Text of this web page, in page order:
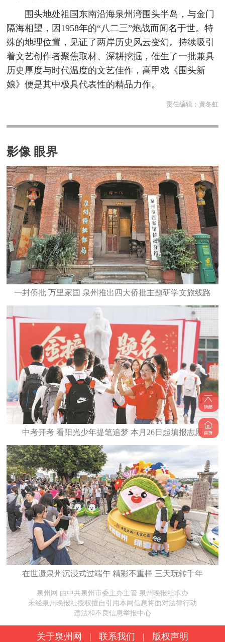
围头地处祖国东南沿海泉州湾围头半岛，与金门
隔海相望，因1958年的“八二三”炮战而闻名于世。特
殊的地理位置，见证了两岸历史风云变幻。持续吸引
着文艺创作者聚焦取材、深耕挖掘，催生了一批兼具
历史厚度与时代温度的文艺佳作，高甲戏《围头新
娘》便是其中极具代表性的精品力作。
责任编辑： 黄冬虹
影像 眼界
一封侨批 万里家国 泉州推出四大侨批主题研学文旅线路
中考开考 看阳光少年提笔追梦 本月26日起填报志愿
在世遗泉州沉浸式过端午 精彩不重样 三天玩转千年
泉州网 由中共泉州市委主办主管 泉州晚报社承办
未经泉州晚报社授权擅自引用本网信息将面对法律行动
违法和不良信息举报中心
关于泉州网 | 联系我们 | 版权声明